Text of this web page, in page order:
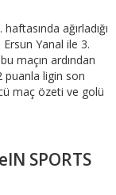
haftasında ağırladığı
Yanal ile 3.
maçın ardından
puanla ligin son
maç özeti ve golü
SPORTS